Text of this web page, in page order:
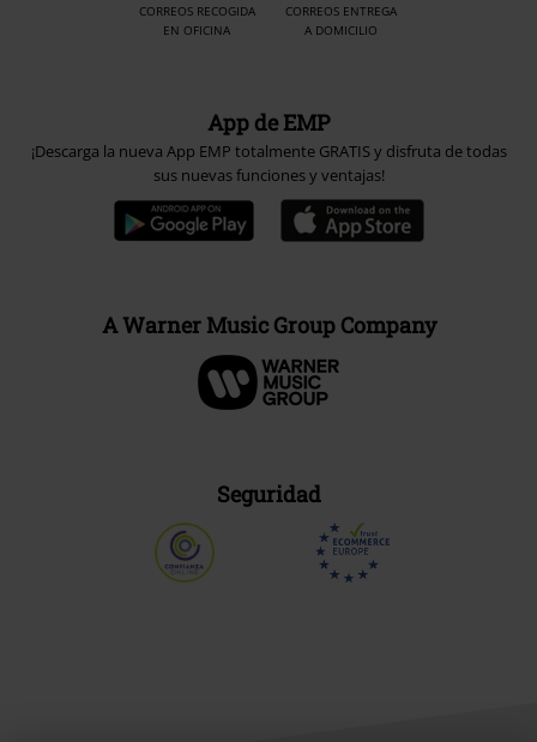
CORREOS RECOGIDA
EN OFICINA
CORREOS ENTREGA
A DOMICILIO
App de EMP
¡Descarga la nueva App EMP totalmente GRATIS y disfruta de todas
sus nuevas funciones y ventajas!
A Warner Music Group Company
Seguridad